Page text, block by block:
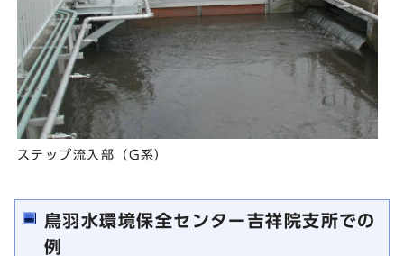
ステップ流入部（G系）
鳥羽水環境保全センター吉祥院支所での
例